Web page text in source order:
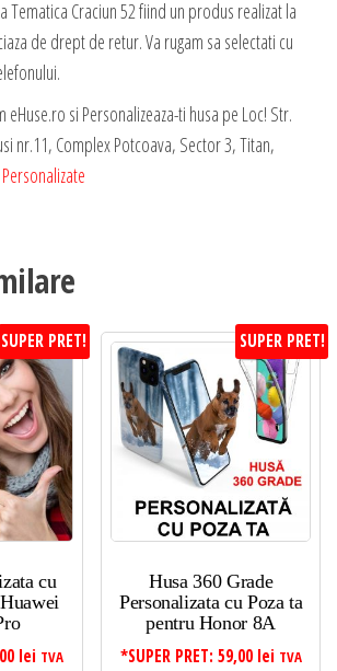
Tematica Craciun 52 fiind un produs realizat la
de drept de retur. Va rugam sa selectati cu
si Personalizeaza-ti husa pe Loc! Str.
nr.11, Complex Potcoava, Sector 3, Titan,
SUPER PRET!
cu
lei TVA
SUPER PRET!
Husa 360 Grade
Personalizata cu Poza ta
pentru Honor 8A
*SUPER PRET: 59,00 lei TVA